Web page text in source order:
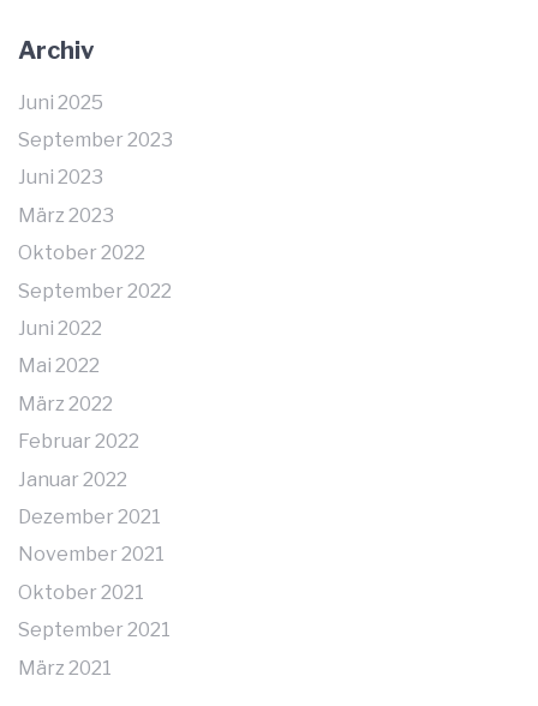
Archiv
Juni 2025
September 2023
Juni 2023
März 2023
Oktober 2022
September 2022
Juni 2022
Mai 2022
März 2022
Februar 2022
Januar 2022
Dezember 2021
November 2021
Oktober 2021
September 2021
März 2021